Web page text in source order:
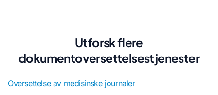
Utforsk flere
dokumentoversettelsestjenester
Oversettelse av medisinske journaler